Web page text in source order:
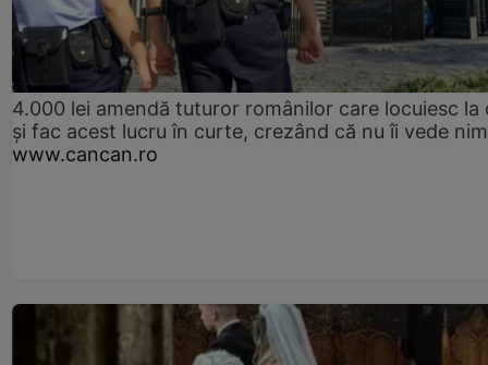
4.000 lei amendă tuturor românilor care locuiesc la
și fac acest lucru în curte, crezând că nu îi vede
www.cancan.ro